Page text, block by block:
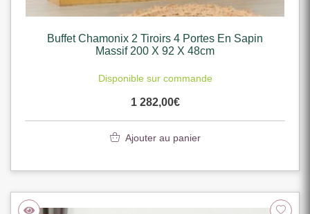
Buffet Chamonix 2 Tiroirs 4 Portes En Sapin
Massif 200 X 92 X 48cm
Disponible sur commande
1 282,00€
Ajouter au panier